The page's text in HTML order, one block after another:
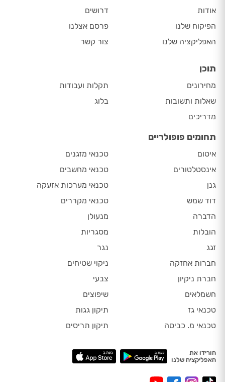
אודות
הפיקוח שלנו
האפליקציה שלנו
דרושים
פרסם אצלנו
צור קשר
תוכן
מחירונים
שאלות ותשובות
מדריכים
תקלות ועבודות
בלוג
תחומים פופולריים
איטום
אינסטלטורים
גנן
דוד שמש
הדברה
הובלות
זגג
חברות אחזקה
חברת ניקיון
חשמלאים
טכנאי גז
טכנאי מ. כביסה
טכנאי מזגנים
טכנאי מחשבים
טכנאי מערכות אזעקה
טכנאי מקררים
מנעולן
מסגריות
נגר
ניקוי שטיחים
צבעי
שיפוצים
תיקון גגות
תיקון תריסים
הורידו את
האפליקציה שלנו